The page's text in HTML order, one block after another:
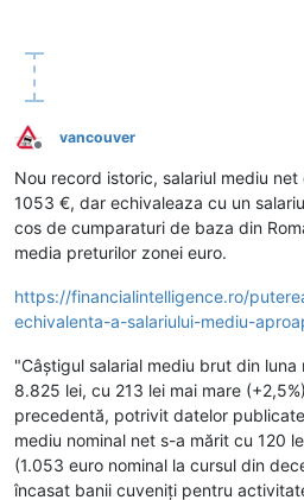
Deconectat
vancouver
Nou record istoric, salariul mediu net
1053 €, dar echivaleaza cu un
cos de cumparaturi de baza din
media preturilor zonei euro.
https://financialintelligence.ro/
echivalenta-a-salariului-mediu-
"Câștigul salarial mediu brut din
8.825 lei, cu 213 lei mai mare
precedentă, potrivit datelor
mediu nominal net s-a mărit cu 120
(1.053 euro nominal la cursul din
încasat banii cuveniți pentru